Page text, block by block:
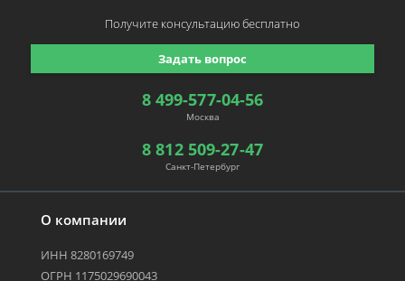
О компании
ИНН 8280169749
ОГРН 1175029690043
8 499-577-04-56
Москва
8 812 509-27-47
Санкт-Петербург
Задать вопрос
Получите консультациюбесплатно